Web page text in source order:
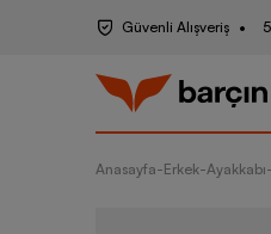
Güvenli Alışveriş
Anasayfa-Erkek-Ayakkabı-